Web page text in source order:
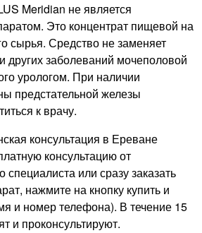
Meridian не является
Это концентрат пищевой на
сырья. Средство не заменяет
других заболеваний мочеполовой
урологом. При наличии
предстательной железы
к врачу.
консультация в Ереване
консультацию от
или сразу заказать
нажмите на кнопку купить и
и номер телефона). В течение 15
и проконсультируют.